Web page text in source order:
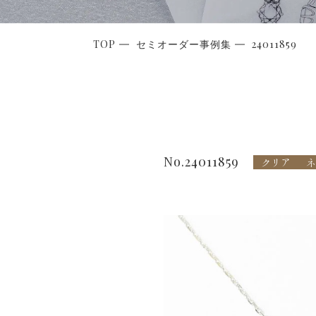
TOP セミオーダー事例集 24011859
No.24011859 クリア